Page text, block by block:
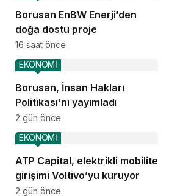
Borusan EnBW Enerji’den
doğa dostu proje
16 saat önce
Borusan, İnsan Hakları
Politikası’nı yayımladı
EKONOMİ
2 gün önce
ATP Capital, elektrikli mobilite
girişimi Voltivo’yu kuruyor
EKONOMİ
2 gün önce